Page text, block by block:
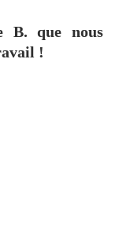
B. que nous
!